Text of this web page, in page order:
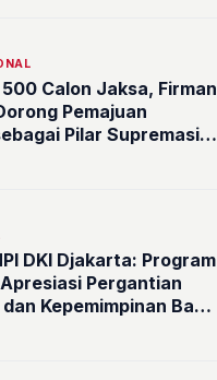
Calon Jaksa, Firman
Pemajuan
Pilar Supremasi
Indonesia
DKI Djakarta: Program
Pergantian
dan Kepemimpinan Baru
Profesional